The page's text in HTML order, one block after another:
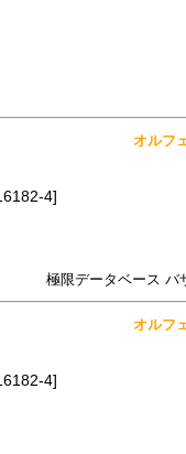
オルフ
4]
極限データベース バ
オルフ
4]